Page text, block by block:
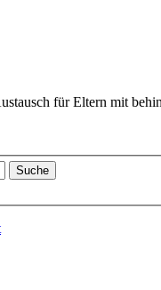
für Eltern mit